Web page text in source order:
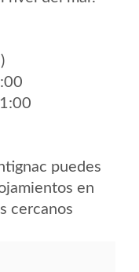
puedes
en
cercanos